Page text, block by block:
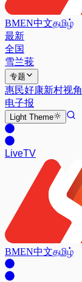
BMEN中文தமிழ்
最新
全国
雪兰莪
专题
惠民好康新村视角
电子报
Light Theme
LiveTV
BMEN中文தமிழ்